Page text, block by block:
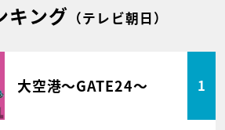
キング （テレビ朝日）
大空港～GATE24～ 1